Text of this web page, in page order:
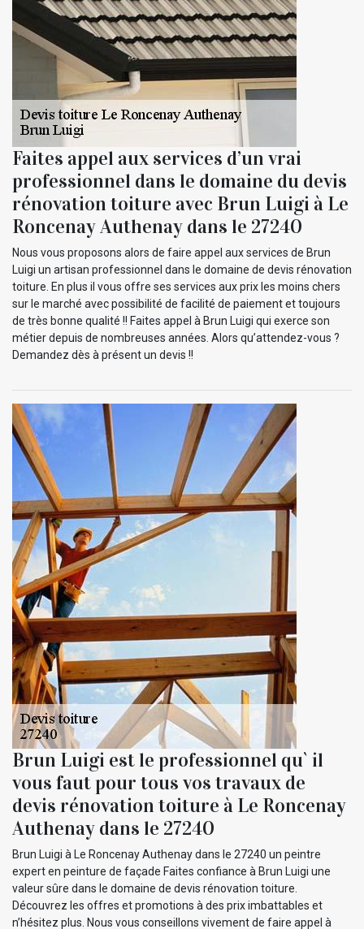
Faites appel aux services d’un vrai
professionnel dans le domaine du devis
rénovation toiture avec Brun Luigi à Le
Roncenay Authenay dans le 27240
Nous vous proposons alors de faire appel aux services de Brun
Luigi un artisan professionnel dans le domaine de devis rénovation
toiture. En plus il vous offre ses services aux prix les moins chers
sur le marché avec possibilité de facilité de paiement et toujours
de très bonne qualité !! Faites appel à Brun Luigi qui exerce son
métier depuis de nombreuses années. Alors qu’attendez-vous ?
Demandez dès à présent un devis !!
Brun Luigi est le professionnel qu` il
vous faut pour tous vos travaux de
devis rénovation toiture à Le Roncenay
Authenay dans le 27240
Brun Luigi à Le Roncenay Authenay dans le 27240 un peintre
expert en peinture de façade Faites confiance à Brun Luigi une
valeur sûre dans le domaine de devis rénovation toiture.
Découvrez les offres et promotions à des prix imbattables et
n’hésitez plus. Nous vous conseillons vivement de faire appel à